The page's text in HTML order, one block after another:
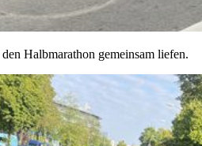
Halbmarathon gemeinsam liefen.